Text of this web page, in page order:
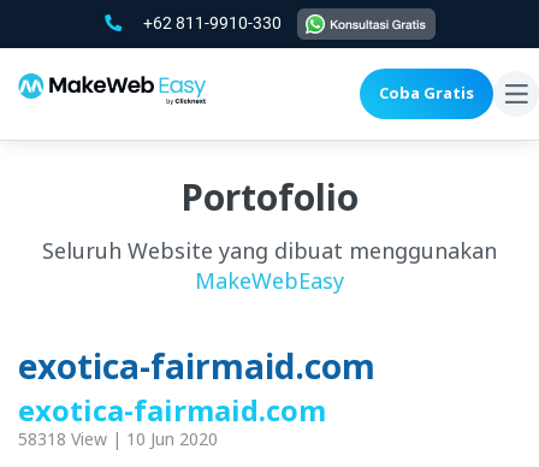
+62 811-9910-330
Coba Gratis
Portofolio
Seluruh Website yang dibuat menggunakan
MakeWebEasy
exotica-fairmaid.com
exotica-fairmaid.com
58318 View | 10 Jun 2020